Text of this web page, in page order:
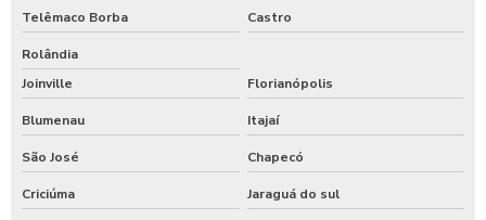
Telêmaco Borba Castro
Rolândia
Joinville
Florianópolis
Blumenau Itajaí
São José Chapecó
Criciúma Jaraguá do sul